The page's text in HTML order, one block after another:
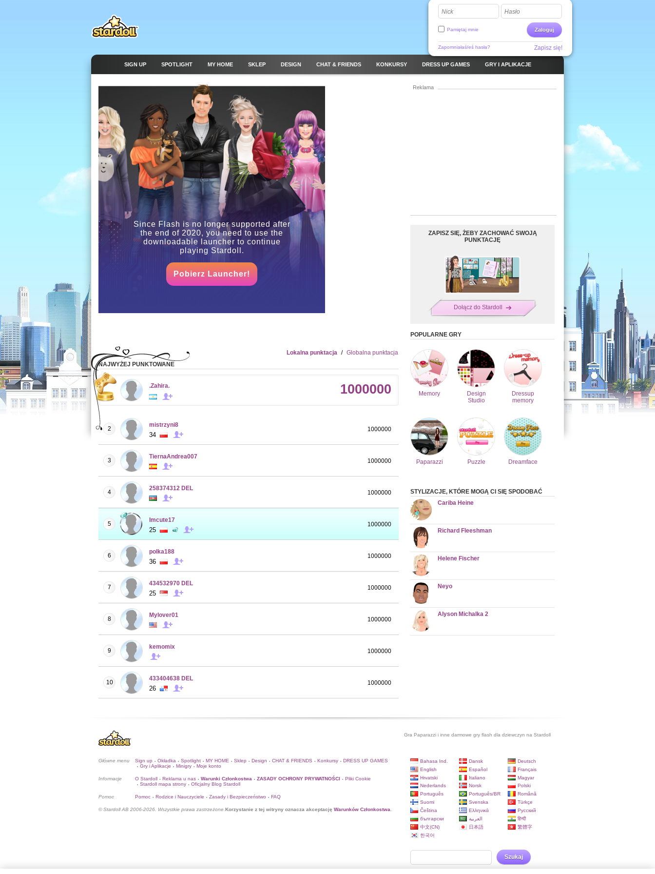
Nick Hasło
Zaloguj
Pamiętaj mnie
Zapomniałaś/eś hasła? Zapisz się!
SIGN UP SPOTLIGHT MY HOME SKLEP DESIGN CHAT & FRIENDS KONKURSY DRESS UP GAMES GRY I APLIKACJE
Since Flash is no longer supported after
the end of 2020, you need to use the
downloadable launcher to continue
playing Stardoll.
Pobierz Launcher!
Lokalna punktacja / Globalna punktacja
NAJWYŻEJ PUNKTOWANE
.Zahira. 1000000
2
mistrzyni8
34
1000000
3
TiernaAndrea007
1000000
4
258374312 DEL
1000000
5
Imcute17
25
1000000
6
polka188
36
1000000
7
434532970 DEL
25
1000000
8
Mylover01
1000000
9
kemomix
1000000
10
433404638 DEL
26
1000000
Reklama
ZAPISZ SIĘ, ŻEBY ZACHOWAĆ SWOJĄ
PUNKTACJĘ
Dołącz do Stardoll
POPULARNE GRY
Memory
Design
Studio
Dressup
memory
Paparazzi Puzzle Dreamface
STYLIZACJE, KTÓRE MOGĄ CI SIĘ SPODOBAĆ
Cariba Heine
Richard Fleeshman
Helene Fischer
Neyo
Alyson Michalka 2
Gra Paparazzi i inne darmowe gry flash dla dziewczyn na Stardoll
Główne menu Sign up • Okładka • Spotlight • MY HOME • Sklep • Design • CHAT & FRIENDS • Konkursy • DRESS UP GAMES
• Gry i Aplikacje • Minigry • Moje konto
Informacje O Stardoll • Reklama u nas • Warunki Członkostwa • ZASADY OCHRONY PRYWATNOŚCI • Pliki Cookie
• Stardoll mapa strony • Oficjalny Blog Stardoll
Pomoc Pomoc • Rodzice i Nauczyciele • Zasady i Bezpieczeństwo • FAQ
© Stardoll AB 2006-2026. Wszystkie prawa zastrzeżone. Korzystanie z tej witryny oznacza akceptację Warunków Członkostwa
Bahasa Ind. Dansk
Deutsch
English
Español
Français
Hrvatski
Italiano
Magyar
Nederlands
Norsk
Polski
Português
Português/BR
Română
Suomi
Svenska
Türkçe
Čeština
Ελληνικά
Русский
български
العربية
हिन्दी
中文(CN)
日本語
繁體字
한국어
Szukaj